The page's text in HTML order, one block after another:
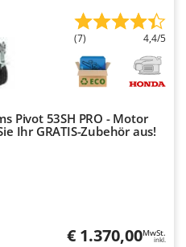
(7) 4,4/5
Pivot 53SH PRO - Motor
Ihr GRATIS-Zubehör aus!
€ 1.370,00MwSt.
inkl.